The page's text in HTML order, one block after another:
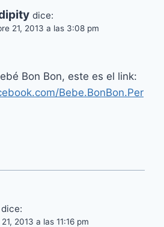
dice:
21, 2013 a las 3:08 pm
Bon Bon, este es el link:
Bebe.BonBon.Per
dice:
2013 a las 11:16 pm